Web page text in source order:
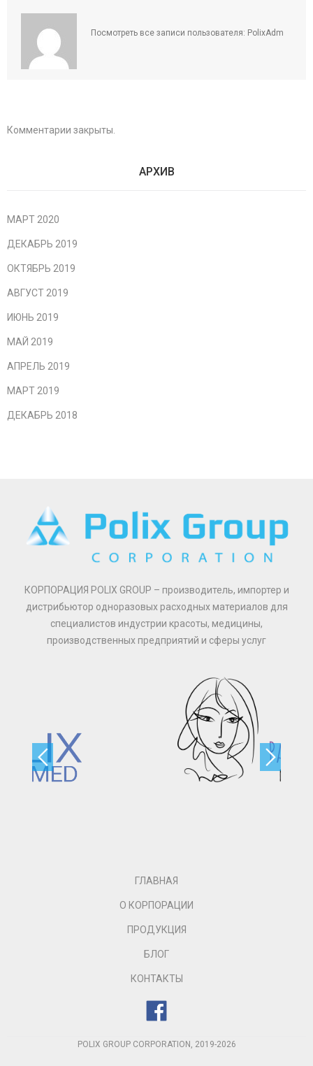
Посмотреть все записи пользователя: PolixAdm
Комментарии закрыты.
АРХИВ
МАРТ 2020
ДЕКАБРЬ 2019
ОКТЯБРЬ 2019
АВГУСТ 2019
ИЮНЬ 2019
МАЙ 2019
АПРЕЛЬ 2019
МАРТ 2019
ДЕКАБРЬ 2018
КОРПОРАЦИЯ POLIX GROUP – производитель, импортер и
дистрибьютор одноразовых расходных материалов для
специалистов индустрии красоты, медицины,
производственных предприятий и сферы услуг
ГЛАВНАЯ
О КОРПОРАЦИИ
ПРОДУКЦИЯ
БЛОГ
КОНТАКТЫ
POLIX GROUP CORPORATION, 2019-2026